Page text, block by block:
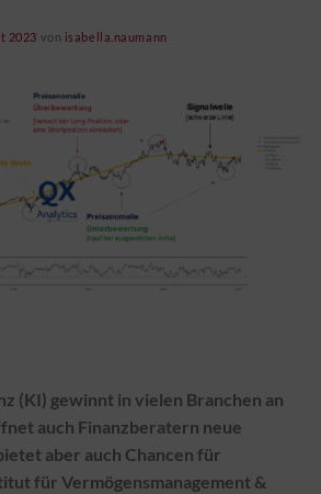
2023 von isabella.naumann
(KI) gewinnt in vielen Branchen an
auch Finanzberatern neue
aber auch Chancen für
für Vermögensmanagement &